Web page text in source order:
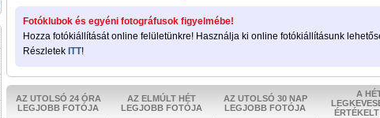
Fotóklubok és egyéni fotográfusok figyelmébe!
Hozza fotókiállítását online felületünkre! Használja ki online fotókiállításunk
Részletek ITT!
AZ UTOLSÓ 24 ÓRA
LEGJOBB FOTÓJA
AZ ELMÚLT HÉT
LEGJOBB FOTÓJA
AZ UTOLSÓ 30 NAP
LEGJOBB FOTÓJA
A